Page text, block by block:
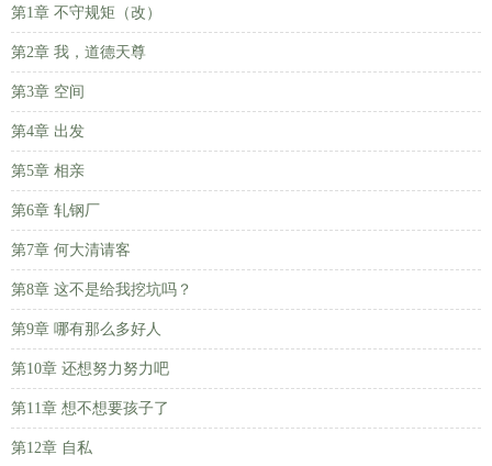
第1章 不守规矩（改）
第2章 我，道德天尊
第3章 空间
第4章 出发
第5章 相亲
第6章 轧钢厂
第7章 何大清请客
第8章 这不是给我挖坑吗？
第9章 哪有那么多好人
第10章 还想努力努力吧
第11章 想不想要孩子了
第12章 自私